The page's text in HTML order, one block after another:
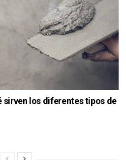
sirven los diferentes tipos de